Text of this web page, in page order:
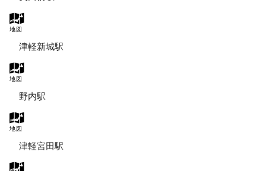
地図
津軽新城駅
地図
野内駅
地図
津軽宮田駅